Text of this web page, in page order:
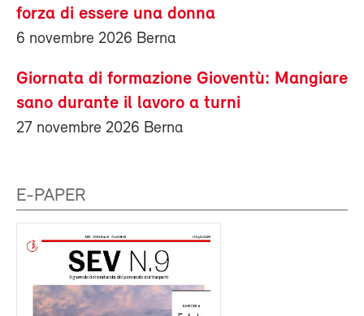
forza di essere una donna
6 novembre 2026 Berna
Giornata di formazione Gioventù: Mangiare
sano durante il lavoro a turni
27 novembre 2026 Berna
E-PAPER